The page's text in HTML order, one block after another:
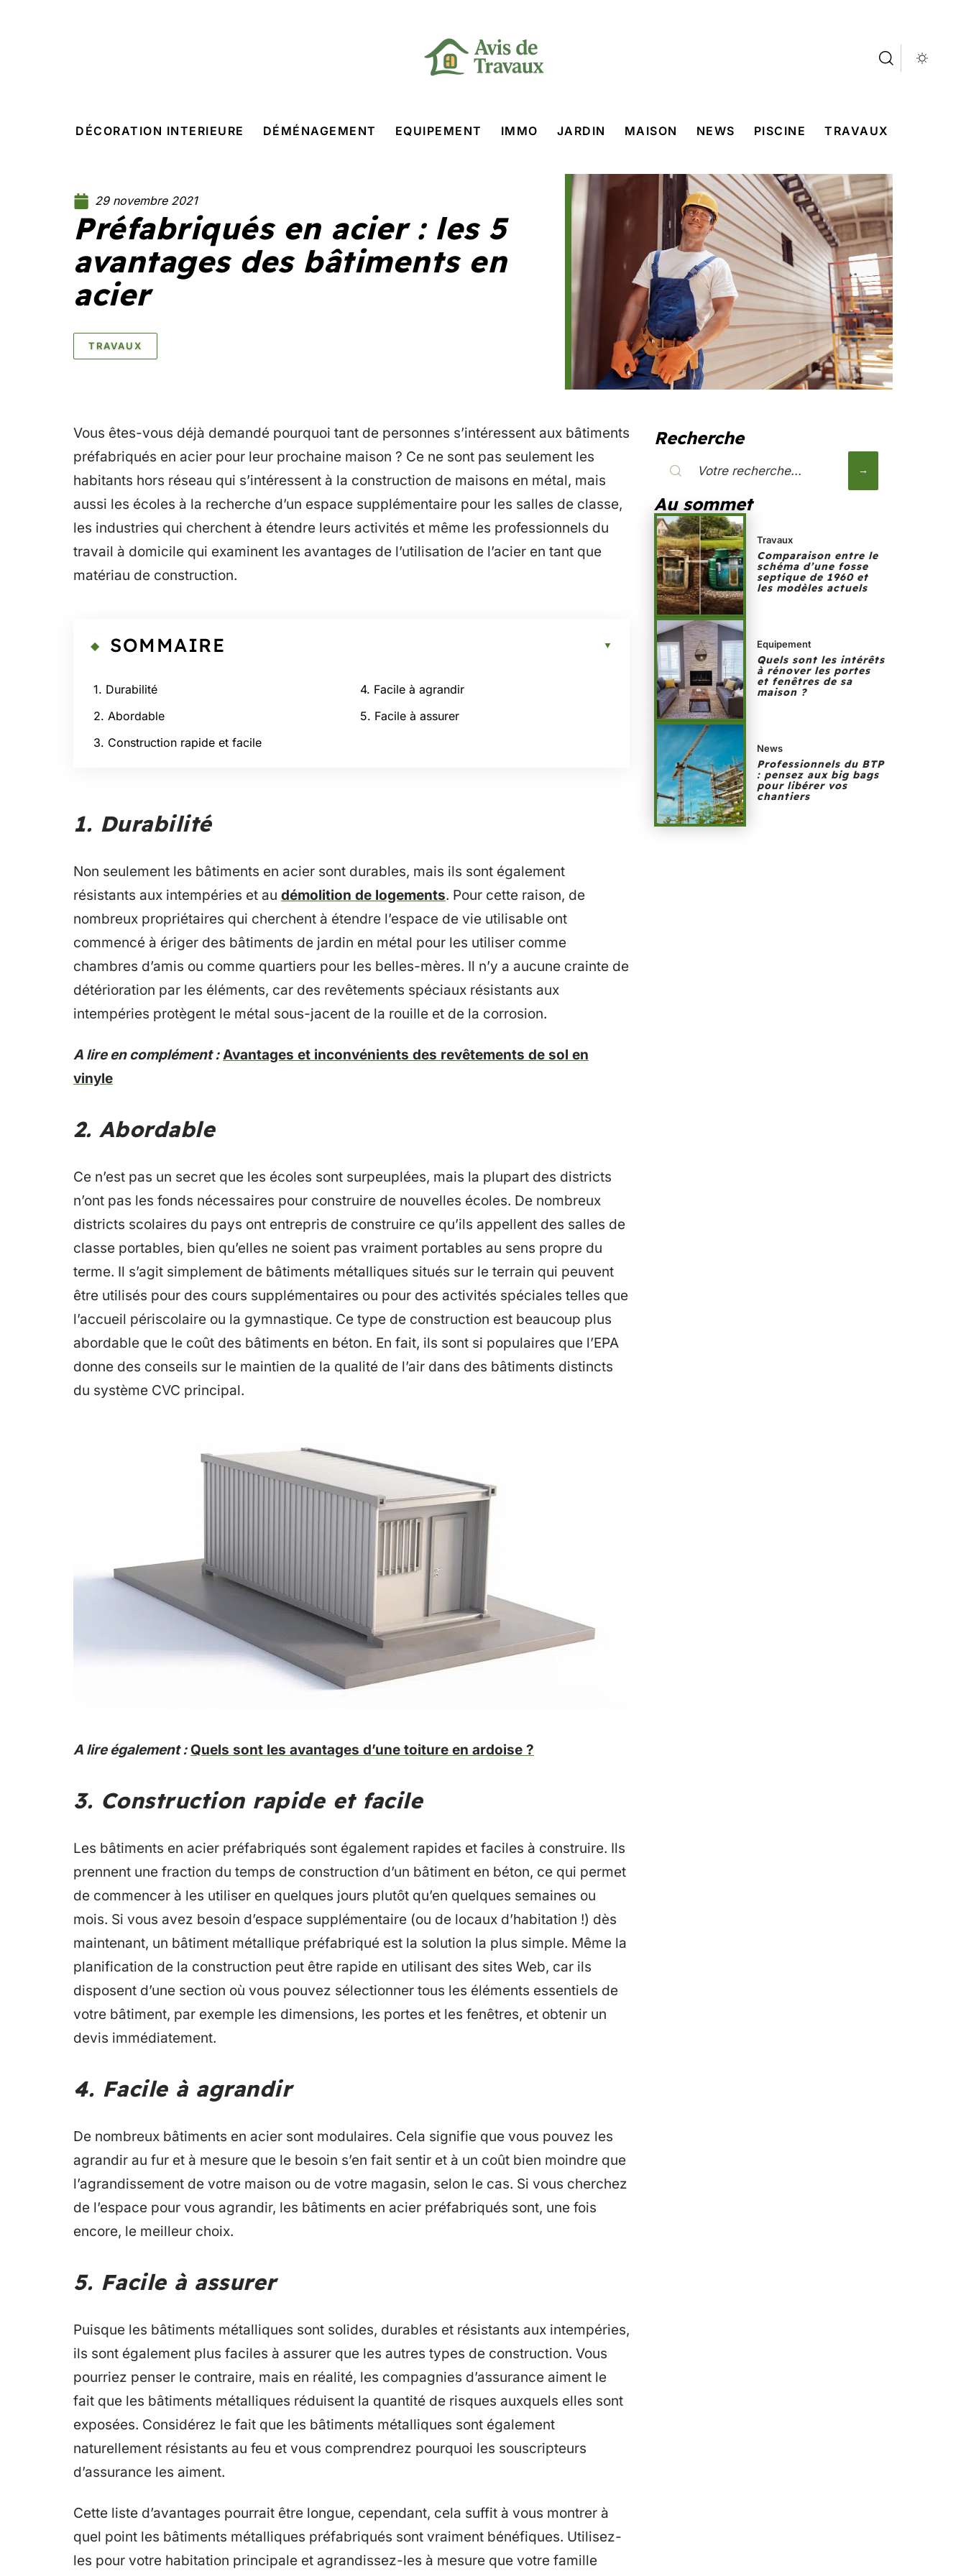
DÉCORATION INTERIEURE DÉMÉNAGEMENT EQUIPEMENT IMMO JARDIN MAISON NEWS PISCINE TRAVAUX
29 novembre 2021
Préfabriqués en acier : les 5
avantages des bâtiments en
acier
TRAVAUX
Vous êtes-vous déjà demandé pourquoi tant de personnes s’intéressent aux bâtiments
préfabriqués en acier pour leur prochaine maison ? Ce ne sont pas seulement les
habitants hors réseau qui s’intéressent à la construction de maisons en métal, mais
aussi les écoles à la recherche d’un espace supplémentaire pour les salles de classe,
les industries qui cherchent à étendre leurs activités et même les professionnels du
travail à domicile qui examinent les avantages de l’utilisation de l’acier en tant que
matériau de construction.
SOMMAIRE
1. Durabilité
2. Abordable
3. Construction rapide et facile
4. Facile à agrandir
5. Facile à assurer
1. Durabilité
Non seulement les bâtiments en acier sont durables, mais ils sont également
résistants aux intempéries et au démolition de logements. Pour cette raison, de
nombreux propriétaires qui cherchent à étendre l’espace de vie utilisable ont
commencé à ériger des bâtiments de jardin en métal pour les utiliser comme
chambres d’amis ou comme quartiers pour les belles-mères. Il n’y a aucune crainte de
détérioration par les éléments, car des revêtements spéciaux résistants aux
intempéries protègent le métal sous-jacent de la rouille et de la corrosion.
A lire en complément : Avantages et inconvénients des revêtements de sol en
vinyle
2. Abordable
Ce n’est pas un secret que les écoles sont surpeuplées, mais la plupart des districts
n’ont pas les fonds nécessaires pour construire de nouvelles écoles. De nombreux
districts scolaires du pays ont entrepris de construire ce qu’ils appellent des salles de
classe portables, bien qu’elles ne soient pas vraiment portables au sens propre du
terme. Il s’agit simplement de bâtiments métalliques situés sur le terrain qui peuvent
être utilisés pour des cours supplémentaires ou pour des activités spéciales telles que
l’accueil périscolaire ou la gymnastique. Ce type de construction est beaucoup plus
abordable que le coût des bâtiments en béton. En fait, ils sont si populaires que l’EPA
donne des conseils sur le maintien de la qualité de l’air dans des bâtiments distincts
du système CVC principal.
A lire également : Quels sont les avantages d’une toiture en ardoise ?
3. Construction rapide et facile
Les bâtiments en acier préfabriqués sont également rapides et faciles à construire. Ils
prennent une fraction du temps de construction d’un bâtiment en béton, ce qui permet
de commencer à les utiliser en quelques jours plutôt qu’en quelques semaines ou
mois. Si vous avez besoin d’espace supplémentaire (ou de locaux d’habitation !) dès
maintenant, un bâtiment métallique préfabriqué est la solution la plus simple. Même la
planification de la construction peut être rapide en utilisant des sites Web, car ils
disposent d’une section où vous pouvez sélectionner tous les éléments essentiels de
votre bâtiment, par exemple les dimensions, les portes et les fenêtres, et obtenir un
devis immédiatement.
4. Facile à agrandir
De nombreux bâtiments en acier sont modulaires. Cela signifie que vous pouvez les
agrandir au fur et à mesure que le besoin s’en fait sentir et à un coût bien moindre que
l’agrandissement de votre maison ou de votre magasin, selon le cas. Si vous cherchez
de l’espace pour vous agrandir, les bâtiments en acier préfabriqués sont, une fois
encore, le meilleur choix.
5. Facile à assurer
Puisque les bâtiments métalliques sont solides, durables et résistants aux intempéries,
ils sont également plus faciles à assurer que les autres types de construction. Vous
pourriez penser le contraire, mais en réalité, les compagnies d’assurance aiment le
fait que les bâtiments métalliques réduisent la quantité de risques auxquels elles sont
exposées. Considérez le fait que les bâtiments métalliques sont également
naturellement résistants au feu et vous comprendrez pourquoi les souscripteurs
d’assurance les aiment.
Cette liste d’avantages pourrait être longue, cependant, cela suffit à vous montrer à
quel point les bâtiments métalliques préfabriqués sont vraiment bénéfiques. Utilisez-
les pour votre habitation principale et agrandissez-les à mesure que votre famille
Recherche
Au sommet
Travaux
Comparaison entre le
schéma d’une fosse
septique de 1960 et
les modèles actuels
Equipement
Quels sont les intérêts
à rénover les portes
et fenêtres de sa
maison ?
News
Professionnels du BTP
: pensez aux big bags
pour libérer vos
chantiers